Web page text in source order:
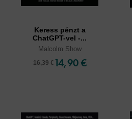
Keress pénzt a
ChatGPT-vel -...
Malcolm Show
16,39 € 14,90 €